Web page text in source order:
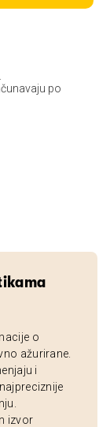
po
o
ažurirane.
i
izvor